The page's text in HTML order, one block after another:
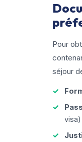
Pour
séjour
visa)